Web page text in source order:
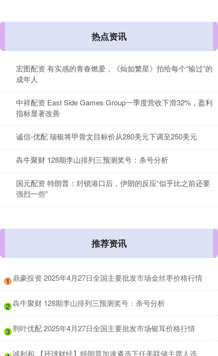
热点资讯
宏图配资 有实感的青春燃爱，《灿如繁星》拍给每个“输过”的
成年人
中祥配资 East Side Games Group一季度营收下滑32%，盈利
指标显著改善
诚信-优配 瑞银将甲骨文目标价从280美元下调至250美元
犇牛聚财 128期李山排列三预测奖号：杀号分析
国元配资 特朗普：封锁港口后，伊朗的反应“似乎比之前还要
强烈一些”
推荐资讯
1 ​鼎豪投资 2025年4月27日全国主要批发市场金丝枣价格行情
2 ​犇牛聚财 128期李山排列三预测奖号：杀号分析
3 ​荆叶优配 2025年4月27日全国主要批发市场银耳价格行情
​诚利和 【环球财经】特朗普加速遴选下任美联储主席人选